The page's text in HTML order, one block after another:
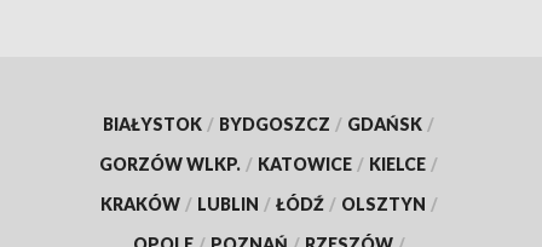
BIAŁYSTOK / BYDGOSZCZ / GDAŃSK /
GORZÓW WLKP. / KATOWICE / KIELCE /
KRAKÓW / LUBLIN / ŁÓDŹ / OLSZTYN /